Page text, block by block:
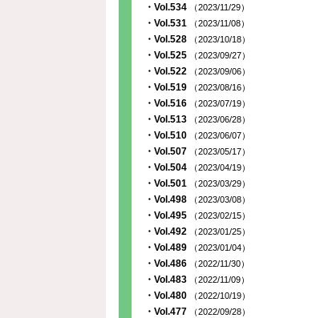
・Vol.534 （2023/11/29）
・Vol.531 （2023/11/08）
・Vol.528 （2023/10/18）
・Vol.525 （2023/09/27）
・Vol.522 （2023/09/06）
・Vol.519 （2023/08/16）
・Vol.516 （2023/07/19）
・Vol.513 （2023/06/28）
・Vol.510 （2023/06/07）
・Vol.507 （2023/05/17）
・Vol.504 （2023/04/19）
・Vol.501 （2023/03/29）
・Vol.498 （2023/03/08）
・Vol.495 （2023/02/15）
・Vol.492 （2023/01/25）
・Vol.489 （2023/01/04）
・Vol.486 （2022/11/30）
・Vol.483 （2022/11/09）
・Vol.480 （2022/10/19）
・Vol.477 （2022/09/28）